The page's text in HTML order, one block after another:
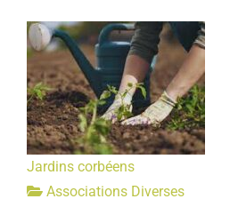
Jardins corbéens
Associations Diverses